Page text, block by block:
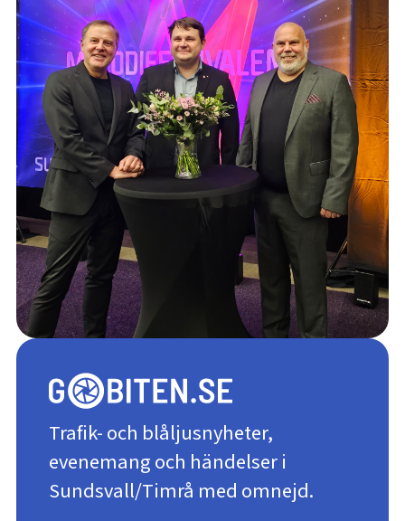
Trafik- och blåljusnyheter,
evenemang och händelser i
Sundsvall/Timrå med omnejd.